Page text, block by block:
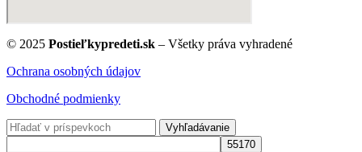
© 2025 Postieľkypredeti.sk – Všetky práva vyhradené
Ochrana osobných údajov
Obchodné podmienky
Vyhľadávanie